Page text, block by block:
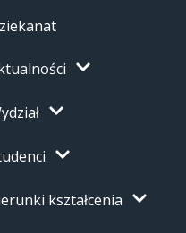
kształcenia